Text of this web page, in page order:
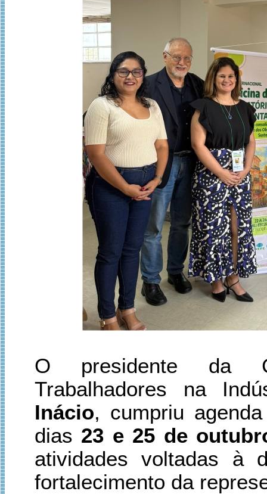
O presidente da
Trabalhadores na
Inácio, cumpriu
dias 23 e 25 de
atividades voltadas à
fortalecimento da